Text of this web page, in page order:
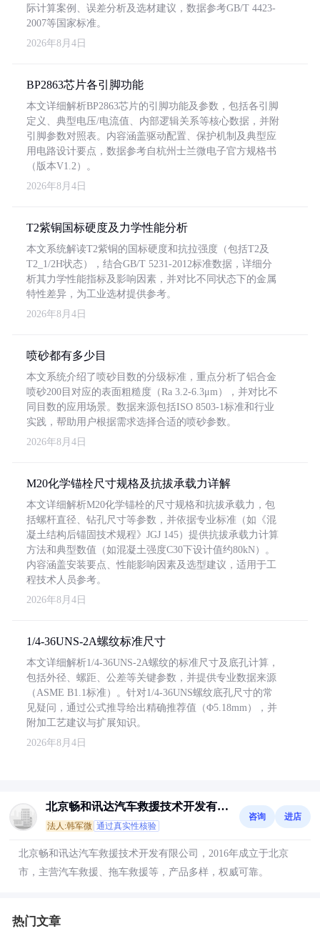
际计算案例、误差分析及选材建议，数据参考GB/T 4423-
2007等国家标准。
2026年8月4日
BP2863芯片各引脚功能
本文详细解析BP2863芯片的引脚功能及参数，包括各引脚
定义、典型电压/电流值、内部逻辑关系等核心数据，并附
引脚参数对照表。内容涵盖驱动配置、保护机制及典型应
用电路设计要点，数据参考自杭州士兰微电子官方规格书
（版本V1.2）。
2026年8月4日
T2紫铜国标硬度及力学性能分析
本文系统解读T2紫铜的国标硬度和抗拉强度（包括T2及
T2_1/2H状态），结合GB/T 5231-2012标准数据，详细分
析其力学性能指标及影响因素，并对比不同状态下的金属
特性差异，为工业选材提供参考。
2026年8月4日
喷砂都有多少目
本文系统介绍了喷砂目数的分级标准，重点分析了铝合金
喷砂200目对应的表面粗糙度（Ra 3.2-6.3μm），并对比不
同目数的应用场景。数据来源包括ISO 8503-1标准和行业
实践，帮助用户根据需求选择合适的喷砂参数。
2026年8月4日
M20化学锚栓尺寸规格及抗拔承载力详解
本文详细解析M20化学锚栓的尺寸规格和抗拔承载力，包
括螺杆直径、钻孔尺寸等参数，并依据专业标准（如《混
凝土结构后锚固技术规程》JGJ 145）提供抗拔承载力计算
方法和典型数值（如混凝土强度C30下设计值约80kN）。
内容涵盖安装要点、性能影响因素及选型建议，适用于工
程技术人员参考。
2026年8月4日
1/4-36UNS-2A螺纹标准尺寸
本文详细解析1/4-36UNS-2A螺纹的标准尺寸及底孔计算，
包括外径、螺距、公差等关键参数，并提供专业数据来源
（ASME B1.1标准）。针对1/4-36UNS螺纹底孔尺寸的常
见疑问，通过公式推导给出精确推荐值（Φ5.18mm），并
附加工艺建议与扩展知识。
2026年8月4日
北京畅和讯达汽车救援技术开发有限
公司
法人:韩军微 通过真实性核验
咨询 进店
北京畅和讯达汽车救援技术开发有限公司，2016年成立于北京
市，主营汽车救援、拖车救援等，产品多样，权威可靠。
热门文章